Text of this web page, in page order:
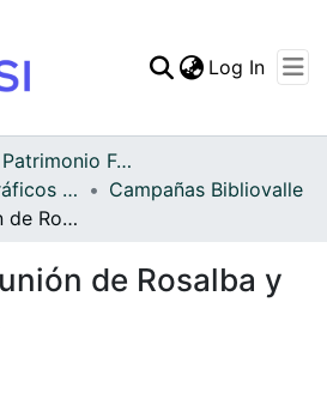
Statistics
Log In
Archivo del Patrimonio Fotográfico y Fílmico del Valle del Cauca
Recuerdos Fotográficos Vallecaucanos
Campañas Bibliovalle
Primera comunión de Rosalba y Romir Chaux
de Rosalba y